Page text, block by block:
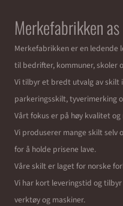
Merkefabrikken as
Merkefabrikken er en ledende
til bedrifter, kommuner, skoler
Vi tilbyr et bredt utvalg av skilt
parkeringsskilt, tyverimerking
Vårt fokus er på høy kvalitet og
Vi produserer mange skilt
for å holde prisene lave.
Våre skilt er laget for norske
Vi har kort leveringstid og
verktøy og maskiner.